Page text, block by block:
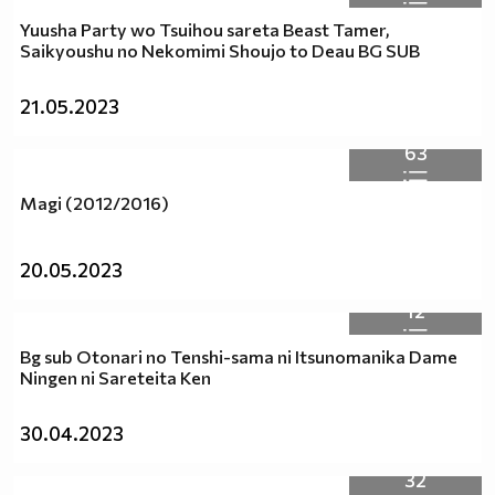
независимо дали хората са от един и същи пол.
Любовта е Любов!
Заповядаите тук :http://vbox7.com/groups/f38ae2aa224b
Yuusha Party wo Tsuihou sareta Beast Tamer,
Saikyoushu no Nekomimi Shoujo to Deau BG SUB
21.05.2023
63
Magi (2012/2016)
20.05.2023
12
Bg sub Otonari no Tenshi-sama ni Itsunomanika Dame
Ningen ni Sareteita Ken
30.04.2023
32